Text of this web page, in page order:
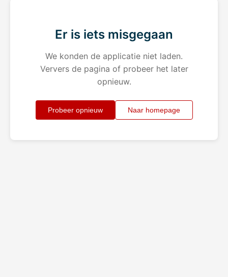
Er is iets misgegaan
We konden de applicatie niet laden.
Ververs de pagina of probeer het later
opnieuw.
Probeer opnieuw Naar homepage